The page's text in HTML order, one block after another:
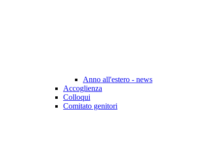
Anno all'estero - news
Accoglienza
Colloqui
Comitato genitori